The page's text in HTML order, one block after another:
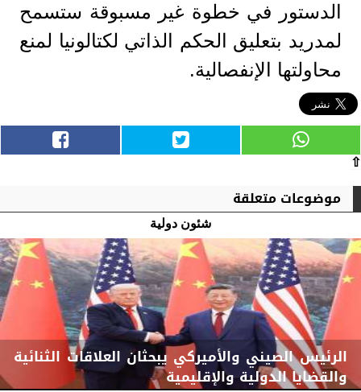
الدستور في خطوة غير مسبوقة ستسمح
لمدريد بتعليق الحكم الذاتي لكتالونيا لمنع
محاولتها الإنفصالية.
⇧
موضوعات متعلقة
شئون دولية
الرئيس الصيني والأميركي يبحثان العلاقات الثنائية
والقضايا الدولية والإقليمية